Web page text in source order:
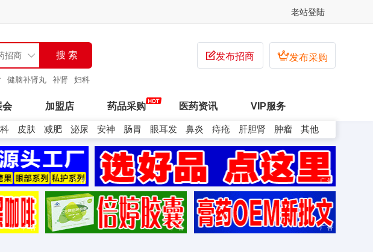
老站登陆
健脑补肾丸 补肾 妇科
发布采购
发布招商
会 加盟店 药品采购 医药资讯 VIP服务
皮肤 减肥 泌尿 安神 肠胃 眼耳发 鼻炎 痔疮 肝胆肾 肿瘤 其他
广告 广告
广告 广告 广告